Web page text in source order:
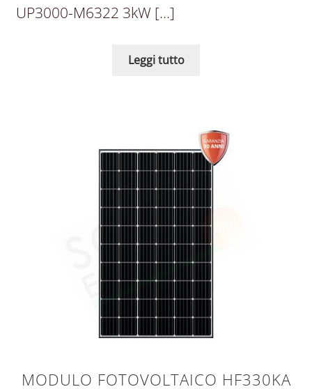
UP3000-M6322 3kW […]
Leggi tutto
MODULO FOTOVOLTAICO HF330KA